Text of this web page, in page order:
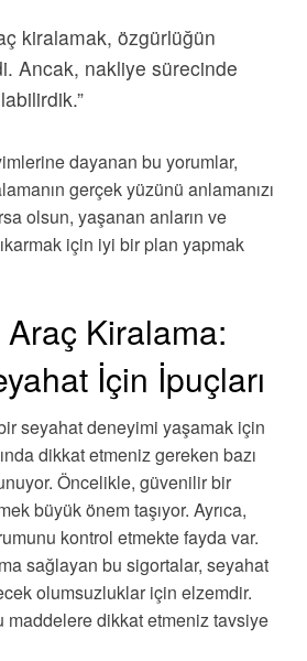
kiralamak, özgürlüğün
Ancak, nakliye sürecinde
dayanan bu yorumlar,
gerçek yüzünü anlamanızı
olsun, yaşanan anların ve
için iyi bir plan yapmak
Araç Kiralama:
İçin İpuçları
seyahat deneyimi yaşamak için
dikkat etmeniz gereken bazı
Öncelikle, güvenilir bir
büyük önem taşıyor. Ayrıca,
kontrol etmekte fayda var.
sağlayan bu sigortalar, seyahat
olumsuzluklar için elzemdir.
maddelere dikkat etmeniz tavsiye